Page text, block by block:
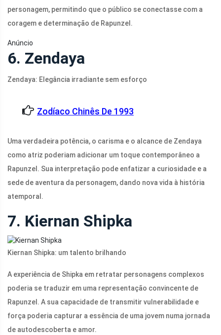
personagem, permitindo que o público se conectasse com a
coragem e determinação de Rapunzel.
Anúncio
6. Zendaya
Zendaya: Elegância irradiante sem esforço
Zodíaco Chinês De 1993
Uma verdadeira potência, o carisma e o alcance de Zendaya
como atriz poderiam adicionar um toque contemporâneo a
Rapunzel. Sua interpretação pode enfatizar a curiosidade e a
sede de aventura da personagem, dando nova vida à história
atemporal.
7. Kiernan Shipka
Kiernan Shipka: um talento brilhando
A experiência de Shipka em retratar personagens complexos
poderia se traduzir em uma representação convincente de
Rapunzel. A sua capacidade de transmitir vulnerabilidade e
força poderia capturar a essência de uma jovem numa jornada
de autodescoberta e amor.